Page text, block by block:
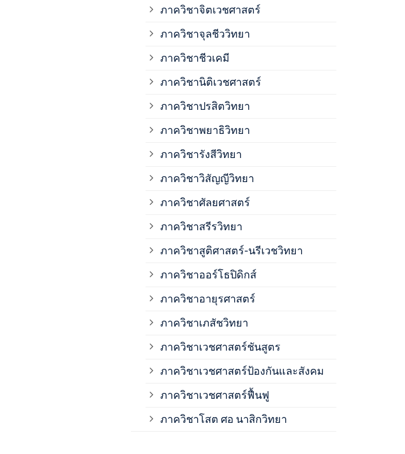
ภาควิชาจิตเวชศาสตร์
ภาควิชาจุลชีววิทยา
ภาควิชาชีวเคมี
ภาควิชานิติเวชศาสตร์
ภาควิชาปรสิตวิทยา
ภาควิชาพยาธิวิทยา
ภาควิชารังสีวิทยา
ภาควิชาวิสัญญีวิทยา
ภาควิชาศัลยศาสตร์
ภาควิชาสรีรวิทยา
ภาควิชาสูติศาสตร์-นรีเวชวิทยา
ภาควิชาออร์โธปิดิกส์
ภาควิชาอายุรศาสตร์
ภาควิชาเภสัชวิทยา
ภาควิชาเวชศาสตร์ชันสูตร
ภาควิชาเวชศาสตร์ป้องกันและสังคม
ภาควิชาเวชศาสตร์ฟื้นฟู
ภาควิชาโสต ศอ นาสิกวิทยา